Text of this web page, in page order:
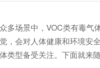
场景中，VOC类有毒气
，会对人体健康和环境安
型备受关注。下面就来